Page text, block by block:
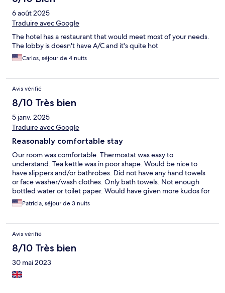
6 août 2025
Traduire avec Google
The hotel has a restaurant that would meet most of your needs.
The lobby is doesn't have A/C and it's quite hot
Carlos, séjour de 4 nuits
Avis vérifié
8/10 Très bien
5 janv. 2025
Traduire avec Google
Reasonably comfortable stay
Our room was comfortable. Thermostat was easy to
understand. Tea kettle was in poor shape. Would be nice to
have slippers and/or bathrobes. Did not have any hand towels
or face washer/wash clothes. Only bath towels. Not enough
bottled water or toilet paper. Would have given more kudos for
the "eco friendly" category if you provided RO water in glass
bottles so that you didn't produce so much waste with plastic
Patricia, séjour de 3 nuits
Avis vérifié
8/10 Très bien
30 mai 2023